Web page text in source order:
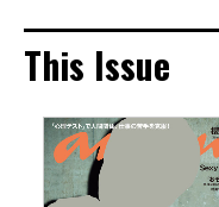
This Issue